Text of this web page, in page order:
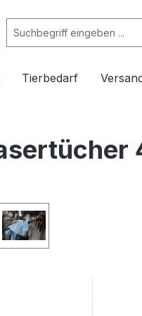
Tierbedarf